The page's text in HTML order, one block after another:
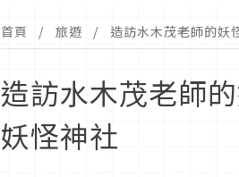
首頁 旅遊 造訪水木茂老師的妖
造訪水木茂老師
妖怪神社